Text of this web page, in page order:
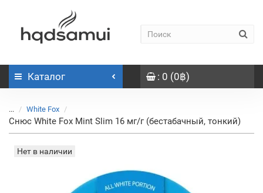
Каталог : 0 (0฿)
... White Fox
Снюс White Fox Mint Slim 16 мг/г (бестабачный, тонкий)
Нет в наличии